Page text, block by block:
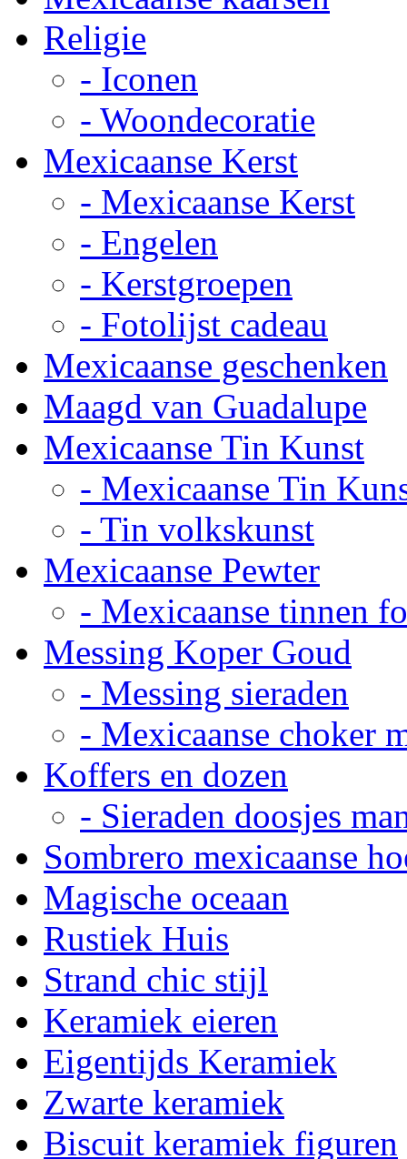
Religie
- Iconen
- Woondecoratie
Mexicaanse Kerst
- Mexicaanse Kerst
- Engelen
- Kerstgroepen
- Fotolijst cadeau
Mexicaanse geschenken
Maagd van Guadalupe
Mexicaanse Tin Kunst
- Mexicaanse Tin
- Tin volkskunst
Mexicaanse Pewter
- Mexicaanse tinnen
Messing Koper Goud
- Messing sieraden
- Mexicaanse choker
Koffers en dozen
- Sieraden doosjes
Sombrero mexicaanse
Magische oceaan
Rustiek Huis
Strand chic stijl
Keramiek eieren
Eigentijds Keramiek
Zwarte keramiek
Biscuit keramiek figuren